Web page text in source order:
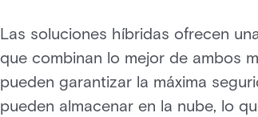
Las soluciones híbridas ofrecen
que combinan lo mejor de ambos
pueden garantizar la máxima
pueden almacenar en la nube, lo